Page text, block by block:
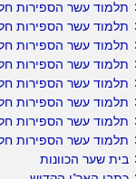
תלמוד עשר הספירות
תלמוד עשר הספירות
תלמוד עשר הספירות
תלמוד עשר הספירות
תלמוד עשר הספירות
תלמוד עשר הספירות
תלמוד עשר הספירות
תלמוד עשר הספירות
בית שער הכוונות